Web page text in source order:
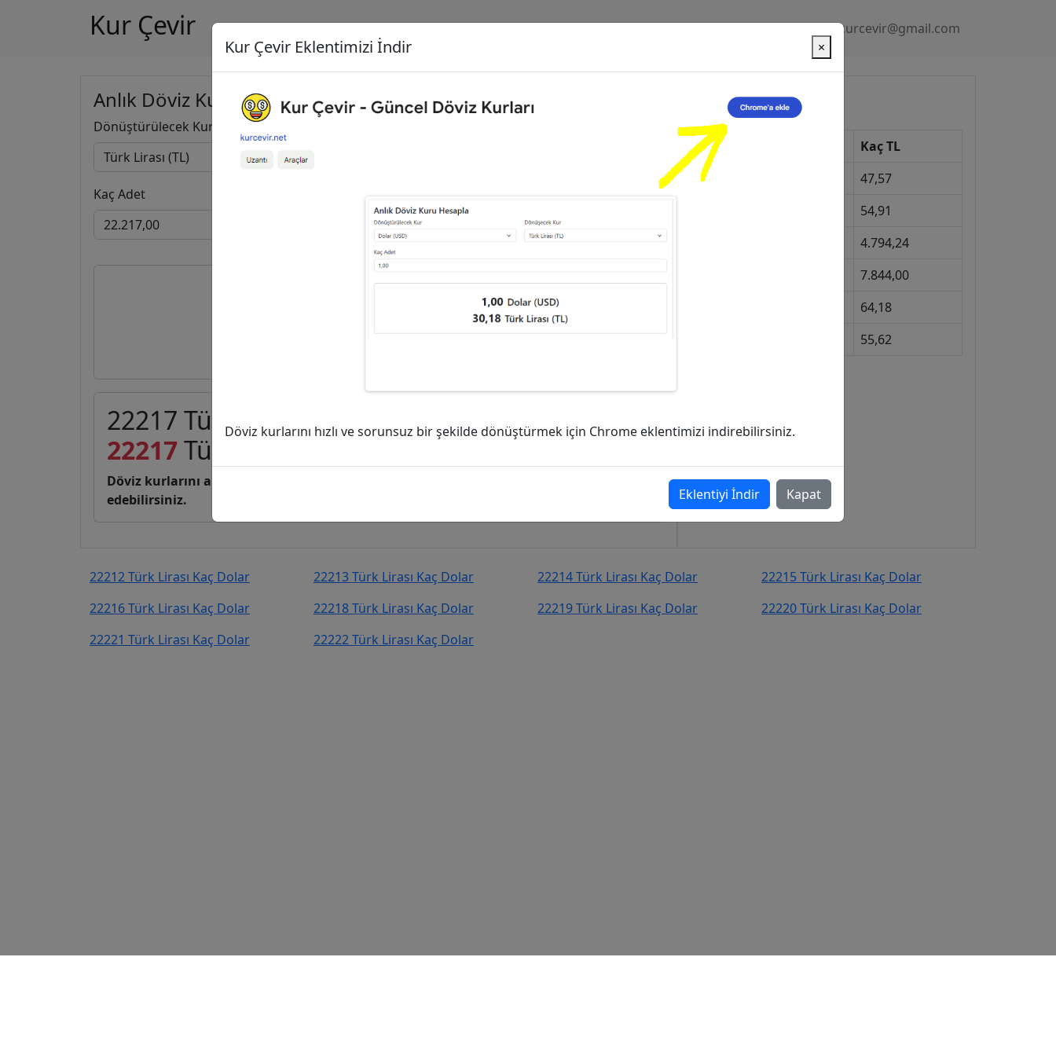
Kur Çevir Gizlilik Politikası kurcevir@gmail.com
Anlık Döviz Kuru Hesapla
Dönüştürülecek Kur
Kaç Adet
Türk Lirası (TL)
22217 Türk Lirası (TL) kaç Dolar (USD)?
22217Türk Lirası Dolar (USD)
Döviz kurlarını anlık, canlı, basit bir şekilde kurcevir.net adresinden takip
edebilirsiniz.
Güncel Kurlar
Kur
Kaç TL
Dolar
47,57
54,91
4.794,24
7.844,00
64,18
55,62
22212 Türk Lirası Kaç Dolar 22213 Türk Lirası Kaç Dolar 22214 Türk Lirası Kaç Dolar
22215 Türk Lirası Kaç Dolar
22216 Türk Lirası Kaç Dolar
22218 Türk Lirası Kaç Dolar 22219 Türk Lirası Kaç Dolar
22220 Türk Lirası Kaç Dolar
22221 Türk Lirası Kaç Dolar
22222 Türk Lirası Kaç Dolar
Kur Çevir Eklentimizi İndir ×
Döviz kurlarını hızlı ve sorunsuz bir şekilde dönüştürmek için Chrome eklentimizi indirebilirsiniz.
Eklentiyi İndir Kapat